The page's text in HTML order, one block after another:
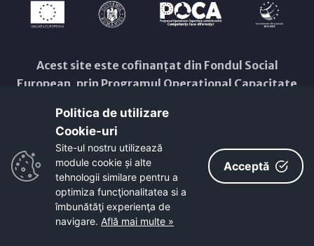
Acest site este cofinanțat din Fondul Social
European, prin Programul Operațional Capacitate
Cod MYSMIS 126495 / SIPOCA 558
Pentru informații detaliate despre celelalte
programe cofinanțate de Uniunea Europeană, vă
invităm să vizitați: www.fonduri-
ue.ro,www.poca.ro
Conținutul acestui site web nu reprezintă în mod
obligatoriu poziția oficială a Uniunii Europene.
Politica de utilizare
Cookie-uri‎
Site-ul nostru utilizează
module cookie și alte
tehnologii similare pentru a
optimiza funcţionalitatea si a
îmbunătăţi experienţa de
navigare. Află mai multe »
Acceptă